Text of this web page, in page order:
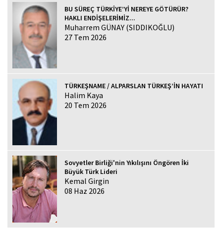
BU SÜREÇ TÜRKİYE’Yİ NEREYE GÖTÜRÜR?
HAKLI ENDİŞELERİMİZ...
Muharrem GÜNAY (SIDDIKOĞLU)
27 Tem 2026
TÜRKEŞNAME / ALPARSLAN TÜRKEŞ’İN HAYATI
Halim Kaya
20 Tem 2026
Sovyetler Birliği'nin Yıkılışını Öngören İki
Büyük Türk Lideri
Kemal Girgin
08 Haz 2026